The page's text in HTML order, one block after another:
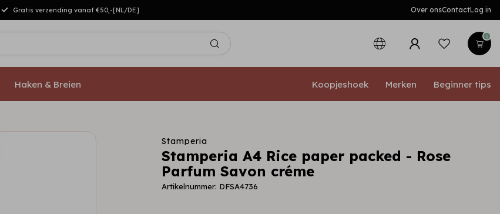
Gratis verzending vanaf €50,-[NL/DE] Over onsContactLog in
0
Haken & Breien Koopjeshoek Merken Beginner tips
Stamperia
Stamperia A4 Rice paper packed - Rose
Parfum Savon créme
Artikelnummer: DFSA4736